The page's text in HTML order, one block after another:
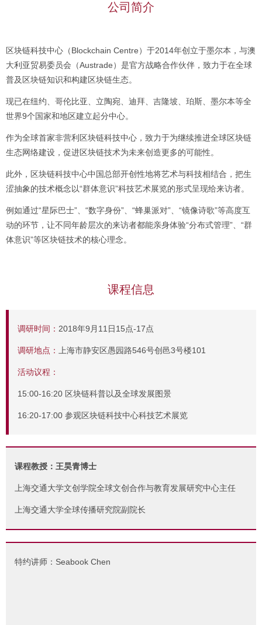
公司简介
区块链科技中心（Blockchain Centre）于2014年创立于墨尔本，与澳
大利亚贸易委员会（Austrade）是官方战略合作伙伴，致力于在全球
普及区块链知识和构建区块链生态。
现已在纽约、哥伦比亚、立陶宛、迪拜、吉隆坡、珀斯、墨尔本等全
世界9个国家和地区建立起分中心。
作为全球首家非营利区块链科技中心，致力于为继续推进全球区块链
生态网络建设，促进区块链技术为未来创造更多的可能性。
此外，区块链科技中心中国总部开创性地将艺术与科技相结合，把生
涩抽象的技术概念以“群体意识”科技艺术展览的形式呈现给来访者。
例如通过“星际巴士”、“数字身份”、“蜂巢派对”、“镜像诗歌”等高度互
动的环节，让不同年龄层次的来访者都能亲身体验“分布式管理”、“群
体意识”等区块链技术的核心理念。
课程信息
调研时间： 2018年9月11日15点-17点
调研地点： 上海市静安区愚园路546号创邑3号楼101
活动议程：
15:00-16:20 区块链科普以及全球发展图景
16:20-17:00 参观区块链科技中心科技艺术展览
课程教授：王昊青博士
上海交通大学文创学院全球文创合作与教育发展研究中心主任
上海交通大学全球传播研究院副院长
特约讲师：Seabook Chen